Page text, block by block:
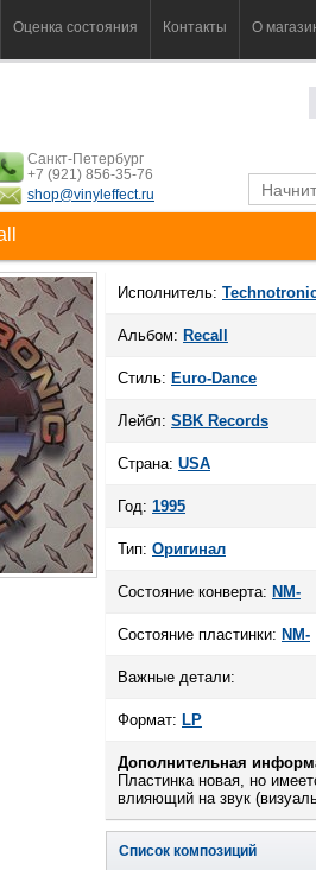
Оценка состояния Контакты О
Санкт-Петербург
+7 (921) 856-35-76
shop@vinyleffect.ru
Исполнитель:
Альбом: Recall
Стиль: Euro-Dance
Лейбл: SBK Records
Страна: USA
Год: 1995
Тип: Оригинал
Состояние конверта: NM-
Состояние пластинки: NM-
Важные детали:
Формат: LP
Дополнительная
Пластинка новая, но
влияющий на звук
Список композиций